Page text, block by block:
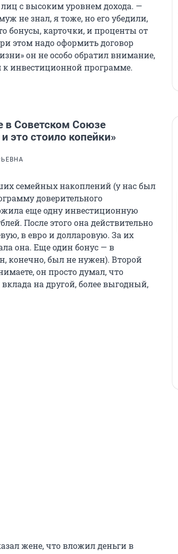
с высоким уровнем дохода. —
не знал, я тоже, но его убедили,
бонусы, карточки, и проценты от
этом надо оформить договор
он не особо обратил внимание,
инвестиционной программе.
в Советском Союзе
это стоило копейки»
семейных накоплений (у нас был
доверительного
еще одну инвестиционную
После этого она действительно
в евро и долларовую. За их
она. Еще один бонус — в
конечно, был не нужен). Второй
он просто думал, что
на другой, более выгодный,
жене, что вложил деньги в